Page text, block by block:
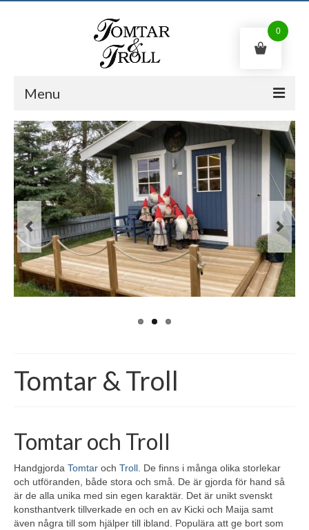
Menu
Tomte
Troll
Påskkärring
Shop
Kontakt
Svenska
0kr
Tomtar & Troll
Tomtar och Troll
Handgjorda Tomtar och Troll . De finns i många olika storlekar
och utföranden, både stora och små. De är gjorda för hand så
är de alla unika med sin egen karaktär. Det är unikt svenskt
konsthantverk tillverkade en och en av Kicki och Maija samt
även några till som hjälper till ibland. Populära att ge bort som
0